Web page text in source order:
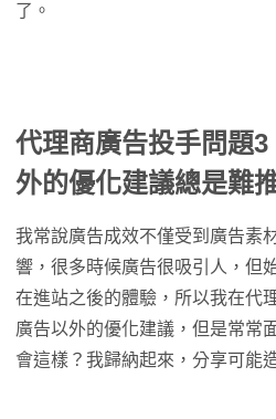
了。
代理商廣告投手問題
外的優化建議總是難
我常說廣告成效不僅受到廣告素
響，很多時候廣告很吸引人，但
在進站之後的體驗，所以我在代
廣告以外的優化建議，但是常常
會這樣？我歸納起來，分享可能